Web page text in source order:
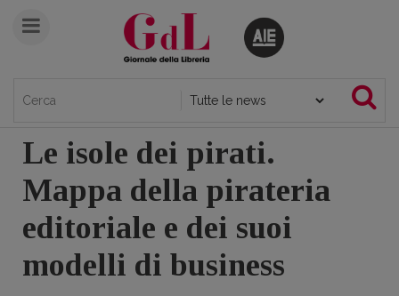
Le isole dei pirati.
Mappa della pirateria
editoriale e dei suoi
modelli di business